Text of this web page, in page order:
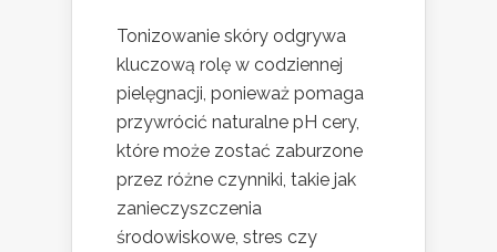
Tonizowanie skóry odgrywa
kluczową rolę w codziennej
pielęgnacji, ponieważ pomaga
przywrócić naturalne pH cery,
które może zostać zaburzone
przez różne czynniki, takie jak
zanieczyszczenia
środowiskowe, stres czy